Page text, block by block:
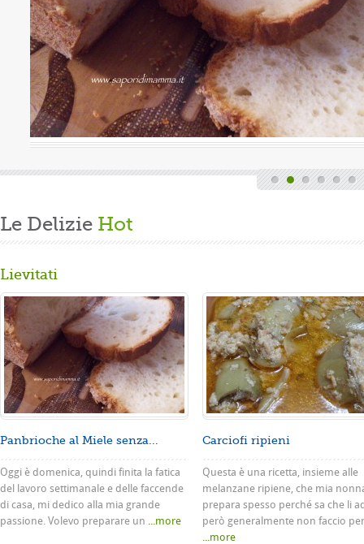
Valutazione media: (0 / 5)
Oggi è domenica, quindi finita la fatica del lavoro settimanale
e delle faccende di casa, mi dedico alla mia grande passione.
Volevo preparare un panbrioche salutare per la ...
Gusta...
Le Delizie Hot
Lievitati
Panbrioche al Miele senza...
Oggi è domenica, quindi finita la fatica
del lavoro settimanale e delle faccende
di casa, mi dedico alla mia grande
passione. Volevo preparare un ...more
Carciofi ripieni
Questa è una ricetta, insieme alle
melanzane ripiene, che mia
prepara spesso perché sa che li
però generalmente non faccio
...more